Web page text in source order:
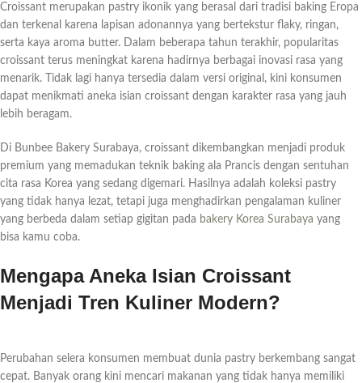
Croissant merupakan pastry ikonik yang berasal dari tradisi baking Eropa
dan terkenal karena lapisan adonannya yang bertekstur flaky, ringan,
serta kaya aroma butter. Dalam beberapa tahun terakhir, popularitas
croissant terus meningkat karena hadirnya berbagai inovasi rasa yang
menarik. Tidak lagi hanya tersedia dalam versi original, kini konsumen
dapat menikmati aneka isian croissant dengan karakter rasa yang jauh
lebih beragam.
Di Bunbee Bakery Surabaya, croissant dikembangkan menjadi produk
premium yang memadukan teknik baking ala Prancis dengan sentuhan
cita rasa Korea yang sedang digemari. Hasilnya adalah koleksi pastry
yang tidak hanya lezat, tetapi juga menghadirkan pengalaman kuliner
yang berbeda dalam setiap gigitan pada bakery Korea Surabaya yang
bisa kamu coba.
Mengapa Aneka Isian Croissant
Menjadi Tren Kuliner Modern?
Perubahan selera konsumen membuat dunia pastry berkembang sangat
cepat. Banyak orang kini mencari makanan yang tidak hanya memiliki